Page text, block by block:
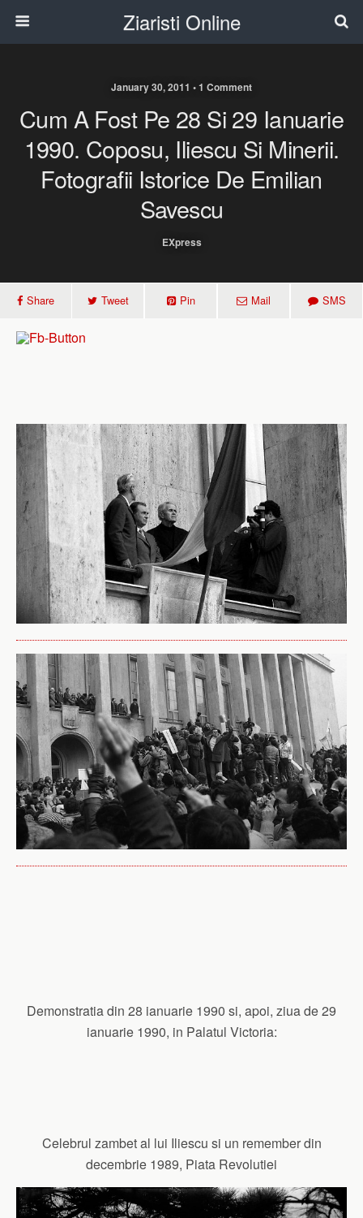
Ziaristi Online
January 30, 2011 • 1 Comment
Cum A Fost Pe 28 Si 29 Ianuarie
1990. Coposu, Iliescu Si Minerii.
Fotografii Istorice De Emilian
Savescu
EXpress
Share Tweet Pin Mail SMS
Demonstratia din 28 ianuarie 1990 si, apoi, ziua de 29
ianuarie 1990, in Palatul Victoria:
Celebrul zambet al lui Iliescu si un remember din
decembrie 1989, Piata Revolutiei